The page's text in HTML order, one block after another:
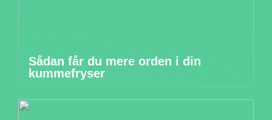
Sådan får du mere orden i din
kummefryser